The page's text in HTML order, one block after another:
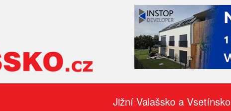
Jižní Valašsko a Vsetínsko